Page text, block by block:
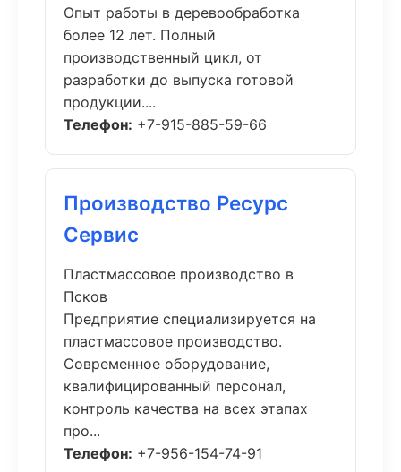
Опыт работы в деревообработка
более 12 лет. Полный
производственный цикл, от
разработки до выпуска готовой
продукции....
Телефон: +7-915-885-59-66
Производство Ресурс
Сервис
Пластмассовое производство в
Псков
Предприятие специализируется на
пластмассовое производство.
Современное оборудование,
квалифицированный персонал,
контроль качества на всех этапах
про...
Телефон: +7-956-154-74-91